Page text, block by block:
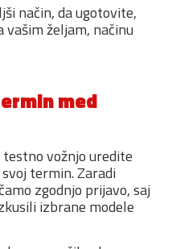
način, da ugotovite,
željam, načinu
med
vožnjo uredite
termin. Zaradi
zgodnjo prijavo, saj
izbrane modele